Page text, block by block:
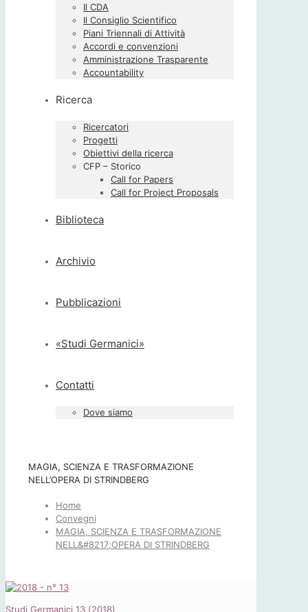
Il CDA
Il Consiglio Scientifico
Piani Triennali di Attività
Accordi e convenzioni
Amministrazione Trasparente
Accountability
Ricerca
Ricercatori
Progetti
Obiettivi della ricerca
CFP – Storico
Call for Papers
Call for Project Proposals
Biblioteca
Archivio
Pubblicazioni
«Studi Germanici»
Contatti
Dove siamo
MAGIA, SCIENZA E TRASFORMAZIONE
NELL’OPERA DI STRINDBERG
Home
Convegni
MAGIA, SCIENZA E TRASFORMAZIONE
NELL&#8217;OPERA DI STRINDBERG
Studi Germanici 13 (2018)